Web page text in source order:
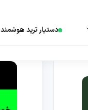
دستیار ترید هوشمند